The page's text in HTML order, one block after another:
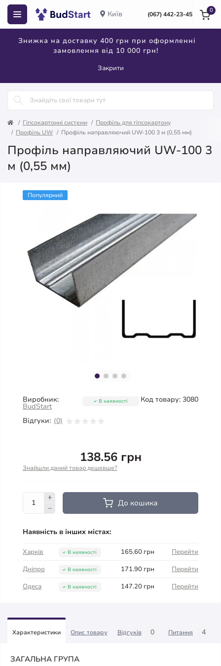
Київ (067) 442-23-45
Знижка на доставку 400 грн при оформленні
замовлення від 10 000 грн!
Закрити
0
Гіпсокартонні системи
Профіль для гіпсокартону
Профіль UW
Профіль направляючий UW-100 3 м (0,55 мм)
Профіль направляючий UW-100 3
м (0,55 мм)
Популярний
Виробник:
BudStart
Код товару: 3080
Відгуки: (0)
В наявності
138.56 грн
Знайшли даний товар дешевше?
До кошика
Наявність в інших містах:
Харків В наявності 165.60 грн
Перейти
Дніпро
В наявності 171.90 грн
Перейти
Одеса
В наявності 147.20 грн Перейти
Характеристики Опис товару Відгуків 0 Питання 4
ЗАГАЛЬНА ГРУПА